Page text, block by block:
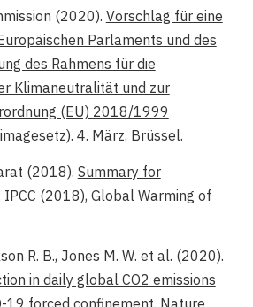
(2020). Vorschlag für eine
Parlaments und des
des Rahmens für die
Klimaneutralität und zur
(EU) 2018/1999
. 4. März, Brüssel.
(2018). Summary for
IPCC (2018), Global Warming of
R. B., Jones M. W. et al. (2020).
in daily global CO2 emissions